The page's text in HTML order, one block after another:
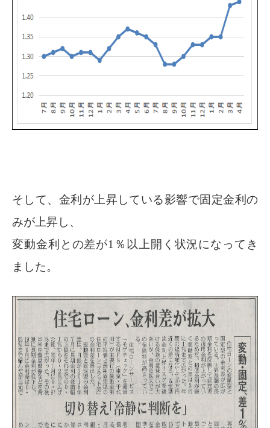
そして、金利が上昇している影響で固定金利の
みが上昇し、
変動金利との差が1％以上開く状況になってき
ました。